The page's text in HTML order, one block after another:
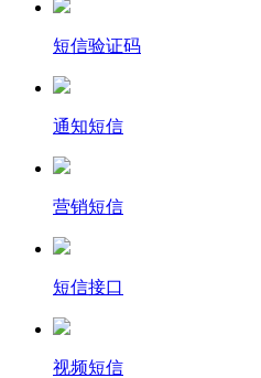
短信验证码
通知短信
营销短信
短信接口
视频短信